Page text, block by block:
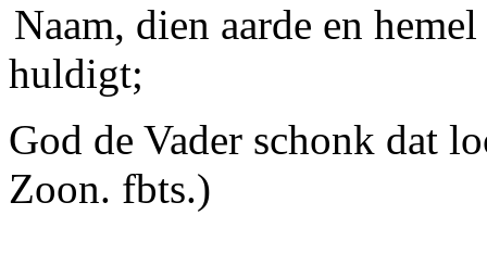
Naam, dien aarde en
huldigt;
God de Vader schonk dat
Zoon. fbts.)